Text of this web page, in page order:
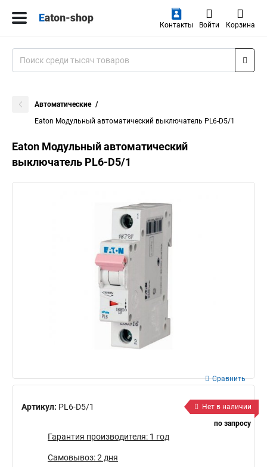
Контакты Войти Корзина
Автоматические
Eaton Модульный автоматический выключатель PL6-D5/1
Eaton Модульный автоматический
выключатель PL6-D5/1
Артикул: PL6-D5/1
Сравнить
Нет в наличии
по запросу
Гарантия производителя: 1 год
Самовывоз: 2 дня